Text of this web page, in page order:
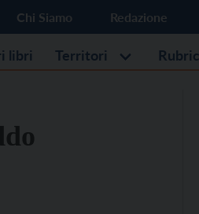
Chi Siamo Redazione
libri Territori